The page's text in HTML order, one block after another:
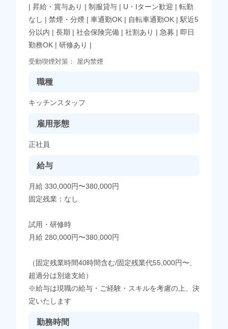
| 昇給・賞与あり | 制服貸与 | U・Iターン歓迎 | 転勤
なし | 禁煙・分煙 | 車通勤OK | 自転車通勤OK | 駅近5
分以内 | 長期 | 社会保険完備 | 社割あり | 急募 | 即日
勤務OK | 研修あり |
受動喫煙対策： 屋内禁煙
職種
キッチンスタッフ
雇用形態
正社員
給与
月給 330,000円〜380,000円
固定残業：なし
試用・研修時
月給 280,000円〜380,000円
（固定残業時間40時間含む/固定残業代55,000円〜、
超過分は別途支給）
※給与は現職の給与・ご経験・スキルを考慮の上、決
定いたします
勤務時間